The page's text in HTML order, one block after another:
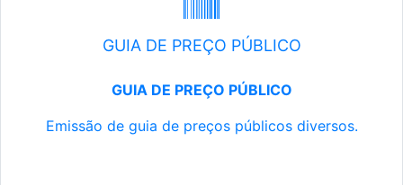
GUIA DE PREÇO PÚBLICO
GUIA DE PREÇO PÚBLICO
Emissão de guia de preços públicos diversos.